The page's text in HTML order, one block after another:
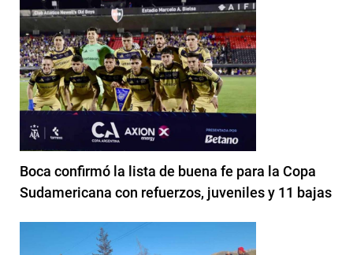
Boca confirmó la lista de buena fe para la Copa
Sudamericana con refuerzos, juveniles y 11 bajas